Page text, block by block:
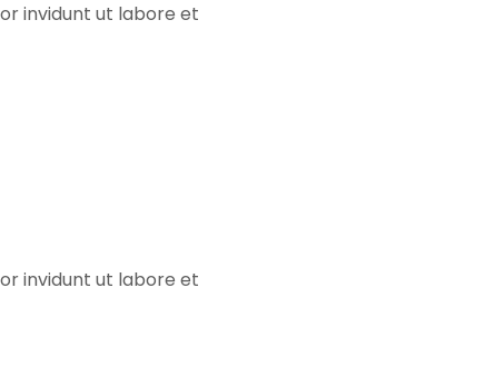
invidunt ut labore et
invidunt ut labore et